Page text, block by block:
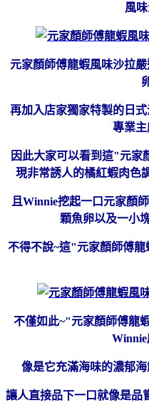
風
元家顏師傅龍蝦風味沙拉
再加入店家獨家特製的日
專業
因此大家可以看到這"元家
現非常誘人的橘紅蝦肉色
且Winnie挖起一口元家顏
顆魚卵以及一小
不得不說~這"元家顏師傅
不僅如此~"元家顏師傅龍
像是它充滿海味的濃郁
讓人直接品下一口就像是品